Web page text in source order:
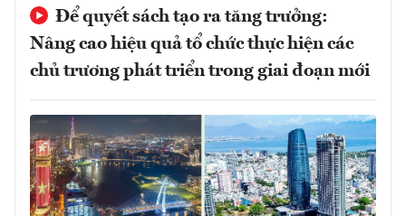
Để quyết sách tạo ra tăng trưởng:
Nâng cao hiệu quả tổ chức thực hiện các
chủ trương phát triển trong giai đoạn mới